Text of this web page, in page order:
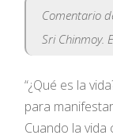
Comentario
Sri Chinmoy.
“¿Qué es la
para
Cuando la vida